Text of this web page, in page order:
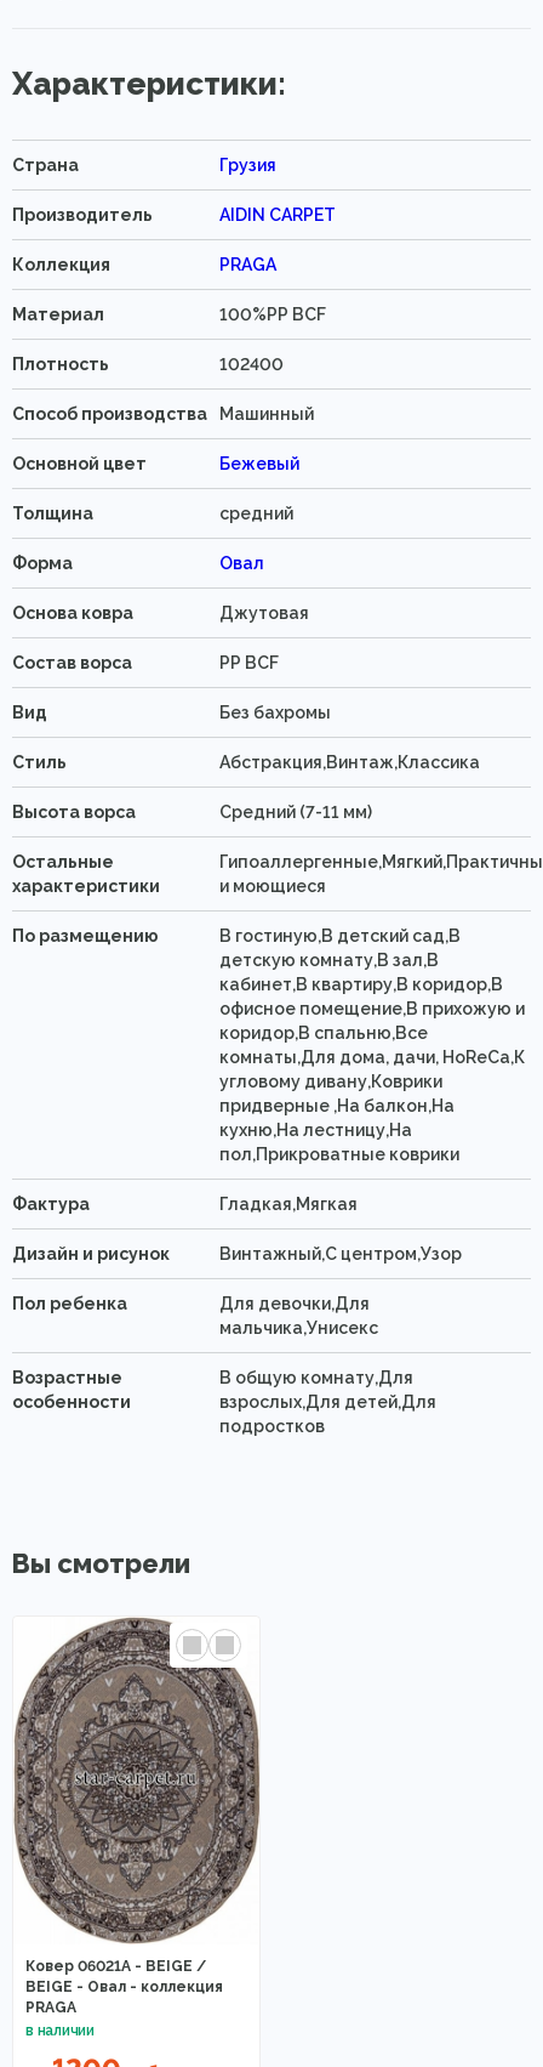
Характеристики:
Страна Грузия
Производитель AIDIN CARPET
Коллекция PRAGA
Материал 100%PP BCF
Плотность 102400
Способ производства Машинный
Основной цвет Бежевый
Толщина средний
Форма Овал
Основа ковра Джутовая
Состав ворса PP BCF
Вид Без бахромы
Стиль Абстракция,Винтаж,Классика
Высота ворса Средний (7-11 мм)
Остальные
характеристики
и моющиеся
По размещению
В гостиную,В детский сад,В
детскую комнату,В зал,В
кабинет,В квартиру,В коридор,В
офисное помещение,В прихожую и
коридор,В спальню,Все
комнаты,Для дома, дачи, HoReCa,К
угловому дивану,Коврики
придверные ,На балкон,На
кухню,На лестницу,На
пол,Прикроватные коврики
Фактура Гладкая,Мягкая
Дизайн и рисунок Винтажный,С центром,Узор
Пол ребенка
Для девочки,Для
мальчика,Унисекс
Возрастные
особенности
В общую комнату,Для
взрослых,Для детей,Для
подростков
Вы смотрели
Ковер 06021A - BEIGE /
BEIGE - Овал - коллекция
PRAGA